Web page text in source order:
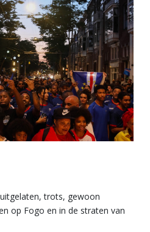
trots, gewoon
op Fogo en in de straten van